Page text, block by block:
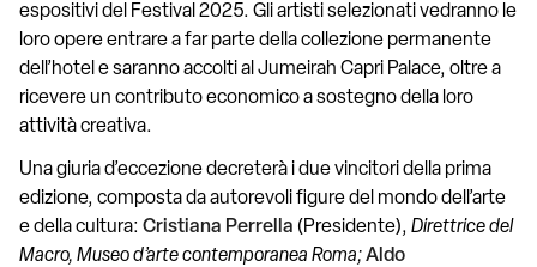
espositivi del Festival 2025. Gli artisti selezionati vedranno le
loro opere entrare a far parte della collezione permanente
dell’hotel e saranno accolti al Jumeirah Capri Palace, oltre a
ricevere un contributo economico a sostegno della loro
attività creativa.
Una giuria d’eccezione decreterà i due vincitori della prima
edizione, composta da autorevoli figure del mondo dell’arte
e della cultura: Cristiana Perrella (Presidente), Direttrice del
Macro, Museo d’arte contemporanea Roma;Aldo